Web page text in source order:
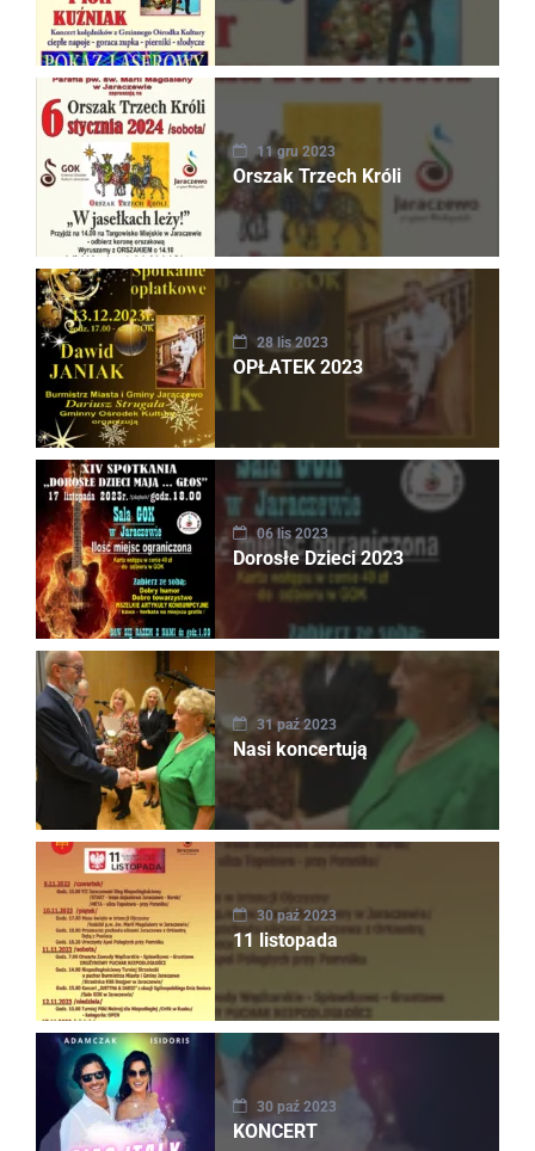
11 gru 2023
Orszak Trzech Króli
28 lis 2023
OPŁATEK 2023
06 lis 2023
Dorosłe Dzieci 2023
31 paź 2023
Nasi koncertują
30 paź 2023
11 listopada
30 paź 2023
KONCERT